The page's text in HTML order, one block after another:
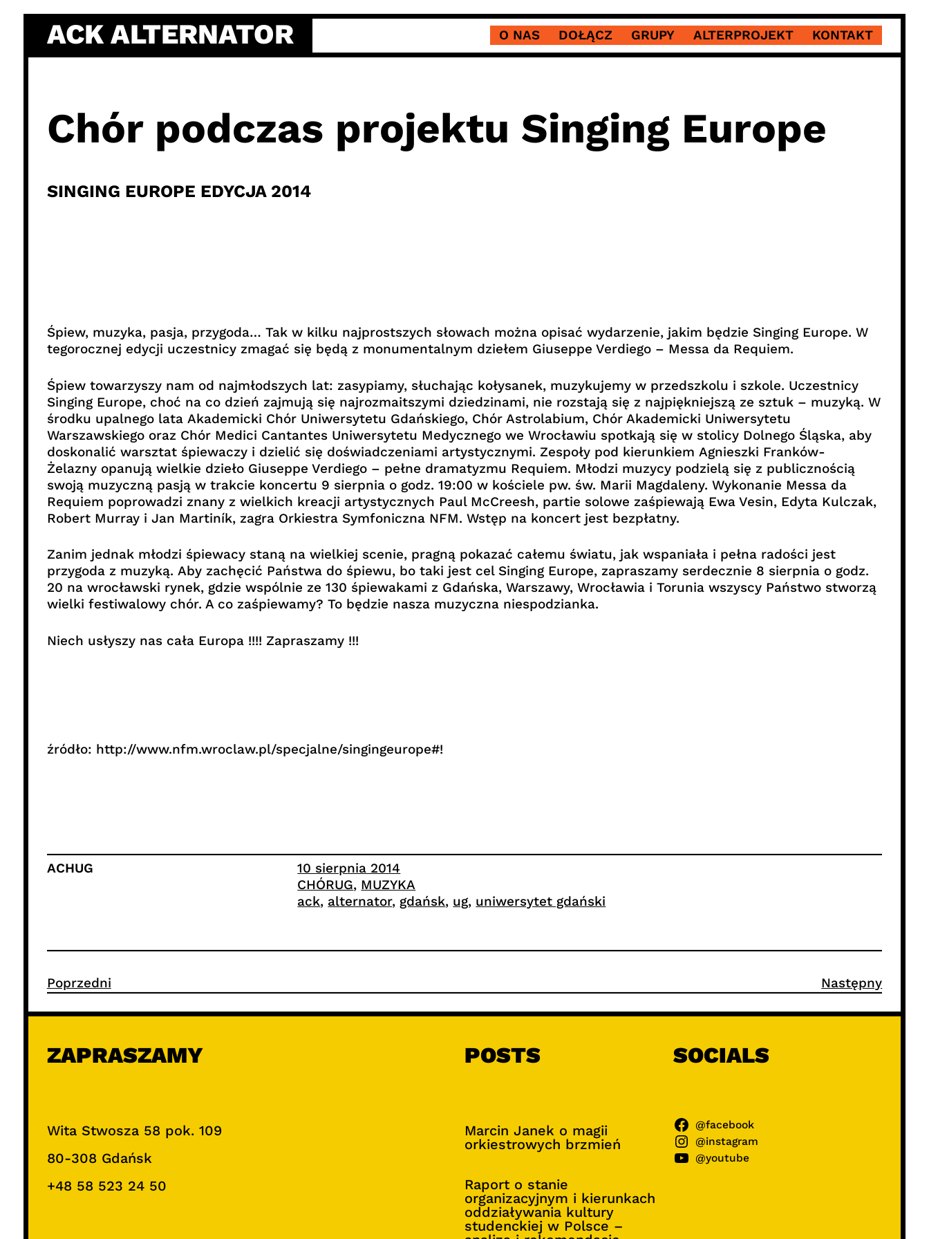
content
ACK ALTERNATOR O NAS DOŁĄCZ GRUPY ALTERPROJEKT KONTAKT
Chór podczas projektu Singing Europe
SINGING EUROPE EDYCJA 2014
Śpiew, muzyka, pasja, przygoda… Tak w kilku najprostszych słowach można opisać wydarzenie, jakim będzie Singing Europe. W
tegorocznej edycji uczestnicy zmagać się będą z monumentalnym dziełem Giuseppe Verdiego – Messa da Requiem.
Śpiew towarzyszy nam od najmłodszych lat: zasypiamy, słuchając kołysanek, muzykujemy w przedszkolu i szkole. Uczestnicy
Singing Europe, choć na co dzień zajmują się najrozmaitszymi dziedzinami, nie rozstają się z najpiękniejszą ze sztuk – muzyką. W
środku upalnego lata Akademicki Chór Uniwersytetu Gdańskiego, Chór Astrolabium, Chór Akademicki Uniwersytetu
Warszawskiego oraz Chór Medici Cantantes Uniwersytetu Medycznego we Wrocławiu spotkają się w stolicy Dolnego Śląska, aby
doskonalić warsztat śpiewaczy i dzielić się doświadczeniami artystycznymi. Zespoły pod kierunkiem Agnieszki Franków-
Żelazny opanują wielkie dzieło Giuseppe Verdiego – pełne dramatyzmu Requiem. Młodzi muzycy podzielą się z publicznością
swoją muzyczną pasją w trakcie koncertu 9 sierpnia o godz. 19:00 w kościele pw. św. Marii Magdaleny. Wykonanie Messa da
Requiem poprowadzi znany z wielkich kreacji artystycznych Paul McCreesh, partie solowe zaśpiewają Ewa Vesin, Edyta Kulczak,
Robert Murray i Jan Martiník, zagra Orkiestra Symfoniczna NFM. Wstęp na koncert jest bezpłatny.
Zanim jednak młodzi śpiewacy staną na wielkiej scenie, pragną pokazać całemu światu, jak wspaniała i pełna radości jest
przygoda z muzyką. Aby zachęcić Państwa do śpiewu, bo taki jest cel Singing Europe, zapraszamy serdecznie 8 sierpnia o godz.
20 na wrocławski rynek, gdzie wspólnie ze 130 śpiewakami z Gdańska, Warszawy, Wrocławia i Torunia wszyscy Państwo stworzą
wielki festiwalowy chór. A co zaśpiewamy? To będzie nasza muzyczna niespodzianka.
Niech usłyszy nas cała Europa !!!! Zapraszamy !!!
źródło: http://www.nfm.wroclaw.pl/specjalne/singingeurope#!
ACHUG
10 sierpnia 2014
CHÓRUG, MUZYKA
ack, alternator, gdańsk, ug, uniwersytet gdański
Poprzedni Następny
ZAPRASZAMY
Wita Stwosza 58 pok. 109
80-308 Gdańsk
+48 58 523 24 50
POSTS
Marcin Janek o magii
orkiestrowych brzmień
Raport o stanie
organizacyjnym i kierunkach
oddziaływania kultury
studenckiej w Polsce –
SOCIALS
@facebook
@instagram
@youtube